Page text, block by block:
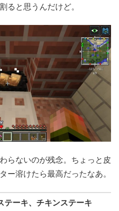
ると思うんだけど。
らないのが残念。ちょっと皮
溶けたら最高だったなあ。
テーキ、チキンステーキ